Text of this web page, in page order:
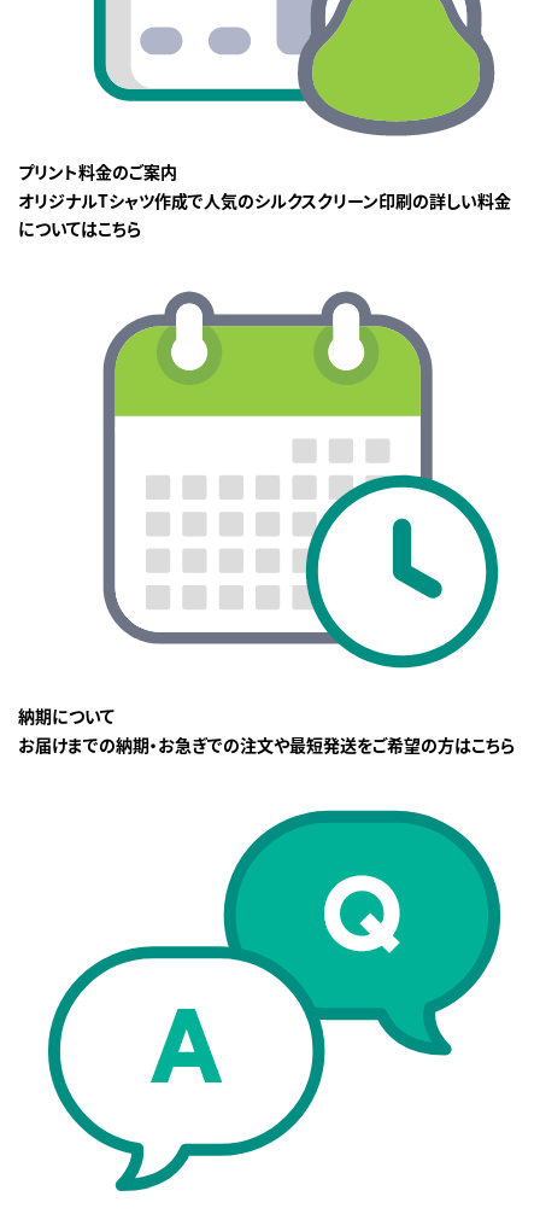
プリント料金のご案内
オリジナルTシャツ作成で人気のシルクスクリーン印刷の詳しい料金
についてはこちら
納期について
お届けまでの納期・お急ぎでの注文や最短発送をご希望の方はこちら